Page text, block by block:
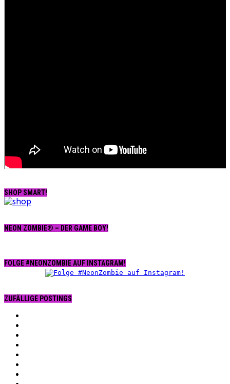
SHOP SMART!
NEON ZOMBIE® – DER GAME BOY!
FOLGE #NEONZOMBIE AUF INSTAGRAM!
ZUFÄLLIGE POSTINGS